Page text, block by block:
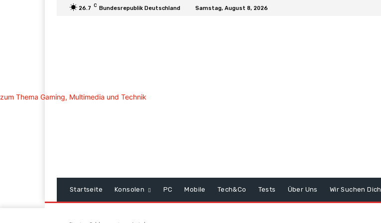
26.7 C Bundesrepublik Deutschland Samstag, August 8, 2026
Startseite Konsolen PC Mobile Tech&Co Tests Über Uns Wir Suchen Dich